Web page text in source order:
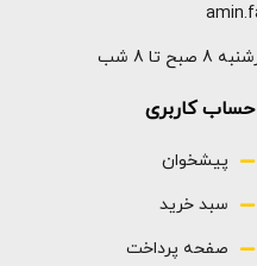
8 شب
حساب کاربری
پیشخوان
سبد خرید
صفحه پرداخت